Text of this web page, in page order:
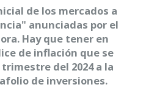
de los mercados a
anunciadas por el
Hay que tener en
de inflación que se
del 2024 a la
de inversiones.